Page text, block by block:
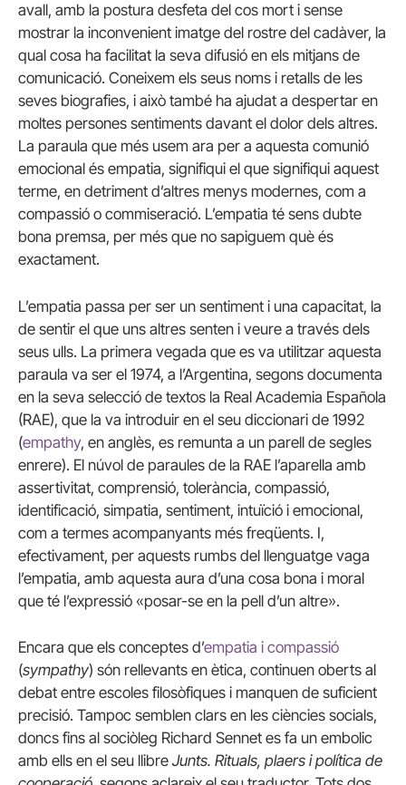
avall, amb la postura desfeta del cos mort i sense
mostrar la inconvenient imatge del rostre del cadàver, la
qual cosa ha facilitat la seva difusió en els mitjans de
comunicació. Coneixem els seus noms i retalls de les
seves biografies, i això també ha ajudat a despertar en
moltes persones sentiments davant el dolor dels altres.
La paraula que més usem ara per a aquesta comunió
emocional és empatia, signifiqui el que signifiqui aquest
terme, en detriment d’altres menys modernes, com a
compassió o commiseració. L’empatia té sens dubte
bona premsa, per més que no sapiguem què és
exactament.
L’empatia passa per ser un sentiment i una capacitat, la
de sentir el que uns altres senten i veure a través dels
seus ulls. La primera vegada que es va utilitzar aquesta
paraula va ser el 1974, a l’Argentina, segons documenta
en la seva selecció de textos la Real Academia Española
(RAE), que la va introduir en el seu diccionari de 1992
(empathy, en anglès, es remunta a un parell de segles
enrere). El núvol de paraules de la RAE l’aparella amb
assertivitat, comprensió, tolerància, compassió,
identificació, simpatia, sentiment, intuïció i emocional,
com a termes acompanyants més freqüents. I,
efectivament, per aquests rumbs del llenguatge vaga
l’empatia, amb aquesta aura d’una cosa bona i moral
que té l’expressió «posar-se en la pell d’un altre».
Encara que els conceptes d’empatia i compassió
(sympathy) són rellevants en ètica, continuen oberts al
debat entre escoles filosòfiques i manquen de suficient
precisió. Tampoc semblen clars en les ciències socials,
doncs fins al sociòleg Richard Sennet es fa un embolic
amb ells en el seu llibre Junts. Rituals, plaers i política de